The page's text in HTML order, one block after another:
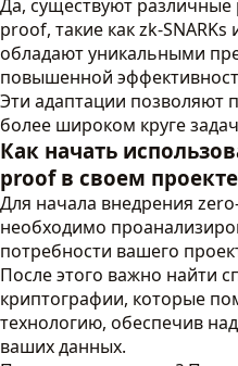
Да, существуют
proof, такие как zk-SNARKs
обладают уникальными
повышенной
Эти адаптации позволяют
более широком круге
Как начать
proof в своем
Для начала внедрения
необходимо
потребности вашего
После этого важно найти
криптографии, которые
технологию, обеспечив
ваших данных.